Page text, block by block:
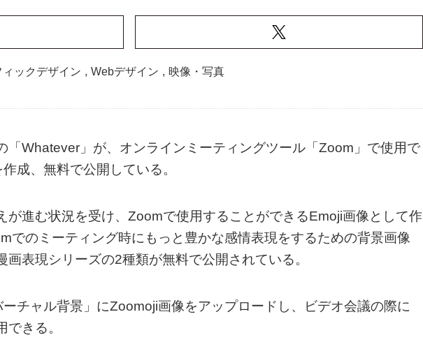
ィックデザイン , Webデザイン , 映像・写真
「Whatever」が、オンラインミーティングツール「Zoom」で使用で
成、無料で公開している。
が進む状況を受け、Zoomで使用することができるEmoji画像として作
でのミーティング時にもっと豊かな感情表現をするための背景画像
画表現シリーズの2種類が無料で公開されている。
チャル背景」にZoomoji画像をアップロードし、ビデオ会議の際に
きる。